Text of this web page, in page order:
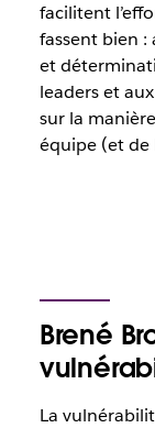
facilitent
fassent bien :
et
leaders et
sur la
équipe (et de
Brené
La